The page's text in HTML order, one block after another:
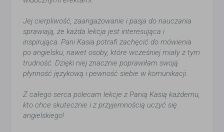
Jej cierpliwość, zaangażowanie i pasja do nauczania
sprawiają, że każda lekcja jest interesująca i
inspirująca. Pani Kasia potrafi zachęcić do mówienia
po angielsku, nawet osoby, które wcześniej miały z tym
trudność. Dzięki niej znacznie poprawiłam swoją
płynność językową i pewność siebie w komunikacji.
Z całego serca polecam lekcje z Panią Kasią każdemu,
kto chce skutecznie i z przyjemnością uczyć się
angielskiego!